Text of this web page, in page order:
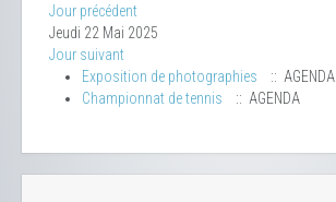
Jour précédent
Jeudi 22 Mai 2025
Jour suivant
Exposition de photographies
:: AGENDA
Championnat de tennis
:: AGENDA